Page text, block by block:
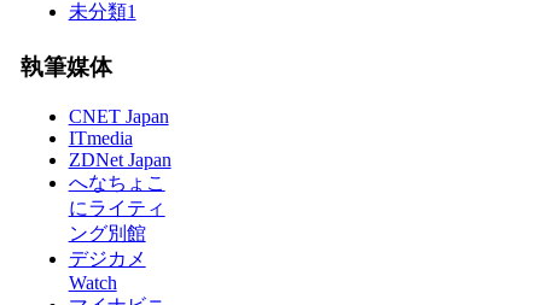
未分類1
執筆媒体
CNET Japan
ITmedia
ZDNet Japan
へなちょこ
にライティ
ング別館
デジカメ
Watch